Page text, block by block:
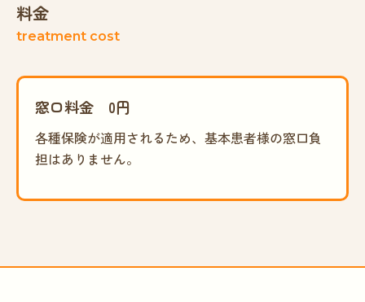
料金
treatment cost
窓口料金 0円
各種保険が適用されるため、基本患者様の窓口負
担はありません。